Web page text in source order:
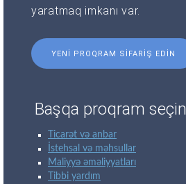
yaratmaq imkanı var.
YENI PROQRAM SIFARIŞ EDIN
Başqa proqram seçin
Ticarət və anbar
İstehsal və məhsullar
Maliyyə əməliyyatları
Tibbi yardım